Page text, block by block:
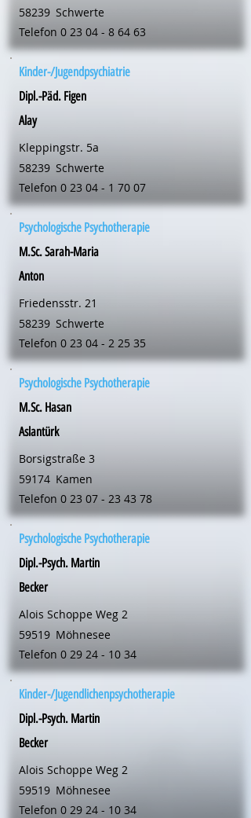
58239 Schwerte
Telefon 0 23 04 - 8 64 63
Kinder-/Jugendpsychiatrie
Dipl.-Päd. Figen
Alay
Kleppingstr. 5a
58239 Schwerte
Telefon 0 23 04 - 1 70 07
Psychologische Psychotherapie
M.Sc. Sarah-Maria
Anton
Friedensstr. 21
58239 Schwerte
Telefon 0 23 04 - 2 25 35
Psychologische Psychotherapie
M.Sc. Hasan
Aslantürk
Borsigstraße 3
59174 Kamen
Telefon 0 23 07 - 23 43 78
Psychologische Psychotherapie
Dipl.-Psych. Martin
Becker
Alois Schoppe Weg 2
59519 Möhnesee
Telefon 0 29 24 - 10 34
Kinder-/Jugendlichenpsychotherapie
Dipl.-Psych. Martin
Becker
Alois Schoppe Weg 2
59519 Möhnesee
Telefon 0 29 24 - 10 34